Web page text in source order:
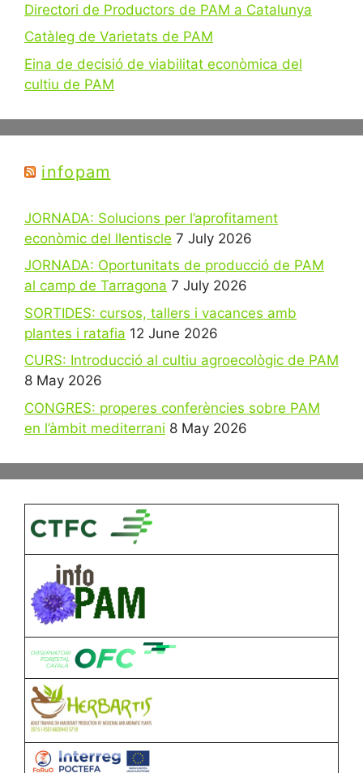
Directori de Productors de PAM a Catalunya
Catàleg de Varietats de PAM
Eina de decisió de viabilitat econòmica del
cultiu de PAM
infopam
JORNADA: Solucions per l’aprofitament
econòmic del llentiscle 7 July 2026
JORNADA: Oportunitats de producció de PAM
al camp de Tarragona 7 July 2026
SORTIDES: cursos, tallers i vacances amb
plantes i ratafia 12 June 2026
CURS: Introducció al cultiu agroecològic de PAM
8 May 2026
CONGRES: properes conferències sobre PAM
en l’àmbit mediterrani 8 May 2026